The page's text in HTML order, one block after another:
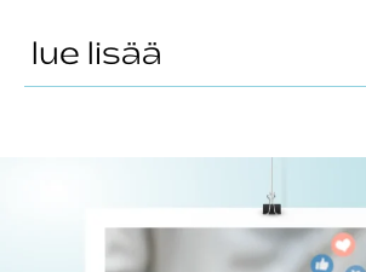
lue lisää